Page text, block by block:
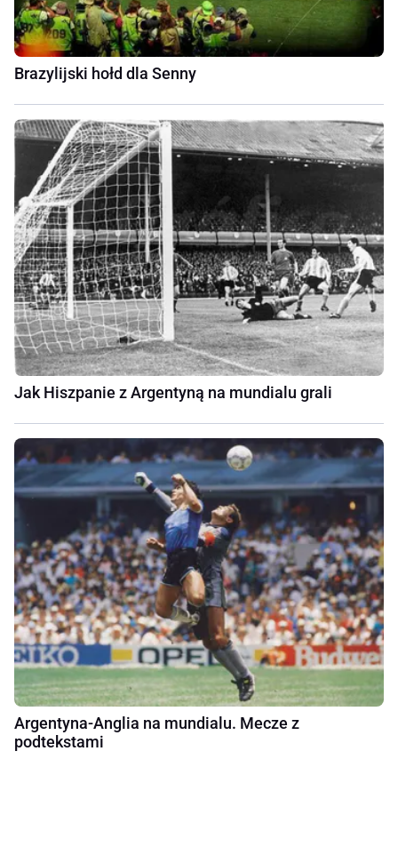
Brazylijski hołd dla Senny
Jak Hiszpanie z Argentyną na mundialu grali
Argentyna-Anglia na mundialu. Mecze z
podtekstami